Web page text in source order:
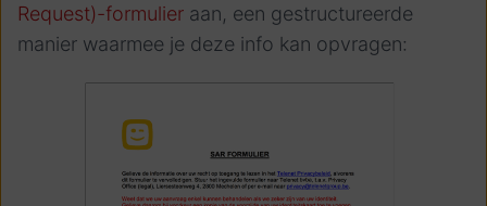
Request)-formulier aan, een gestructureerde
manier waarmee je deze info kan opvragen: